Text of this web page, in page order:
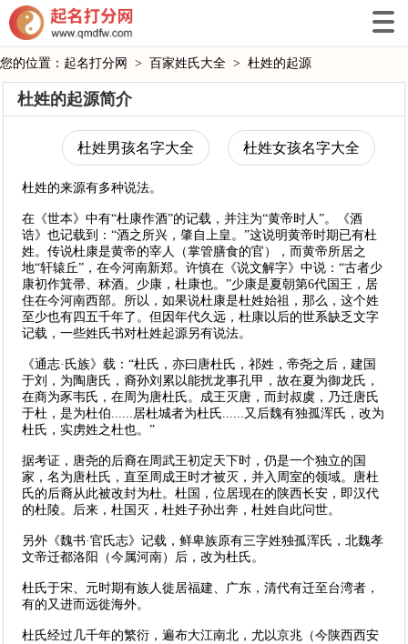
您的位置： 起名打分网 > 百家姓氏大全 > 杜姓的起源
杜姓的起源简介
杜姓男孩名字大全 杜姓女孩名字大全
杜姓的来源有多种说法。
在《世本》中有“杜康作酒”的记载，并注为“黄帝时人”。《酒
诰》也记载到：“酒之所兴，肇自上皇。”这说明黄帝时期已有杜
姓。传说杜康是黄帝的宰人（掌管膳食的官），而黄帝所居之
地“轩辕丘”，在今河南新郑。许慎在《说文解字》中说：“古者少
康初作箕帚、秫酒。少康，杜康也。”少康是夏朝第6代国王，居
住在今河南西部。所以，如果说杜康是杜姓始祖，那么，这个姓
至少也有四五千年了。但因年代久远，杜康以后的世系缺乏文字
记载，一些姓氏书对杜姓起源另有说法。
《通志·氏族》载：“杜氏，亦曰唐杜氏，祁姓，帝尧之后，建国
于刘，为陶唐氏，裔孙刘累以能扰龙事孔甲，故在夏为御龙氏，
在商为豕韦氏，在周为唐杜氏。成王灭唐，而封叔虞，乃迁唐氏
于杜，是为杜伯......居杜城者为杜氏......又后魏有独孤浑氏，改为
杜氏，实虏姓之杜也。”
据考证，唐尧的后裔在周武王初定天下时，仍是一个独立的国
家，名为唐杜氏，直至周成王时才被灭，并入周室的领域。唐杜
氏的后裔从此被改封为杜。杜国，位居现在的陕西长安，即汉代
的杜陵。后来，杜国灭，杜姓子孙出奔，杜姓自此问世。
另外《魏书·官氏志》记载，鲜卑族原有三字姓独孤浑氏，北魏孝
文帝迁都洛阳（今属河南）后，改为杜氏。
杜氏于宋、元时期有族人徙居福建、广东，清代有迁至台湾者，
有的又进而远徙海外。
杜氏经过几千年的繁衍，遍布大江南北，尤以京兆（今陕西西安